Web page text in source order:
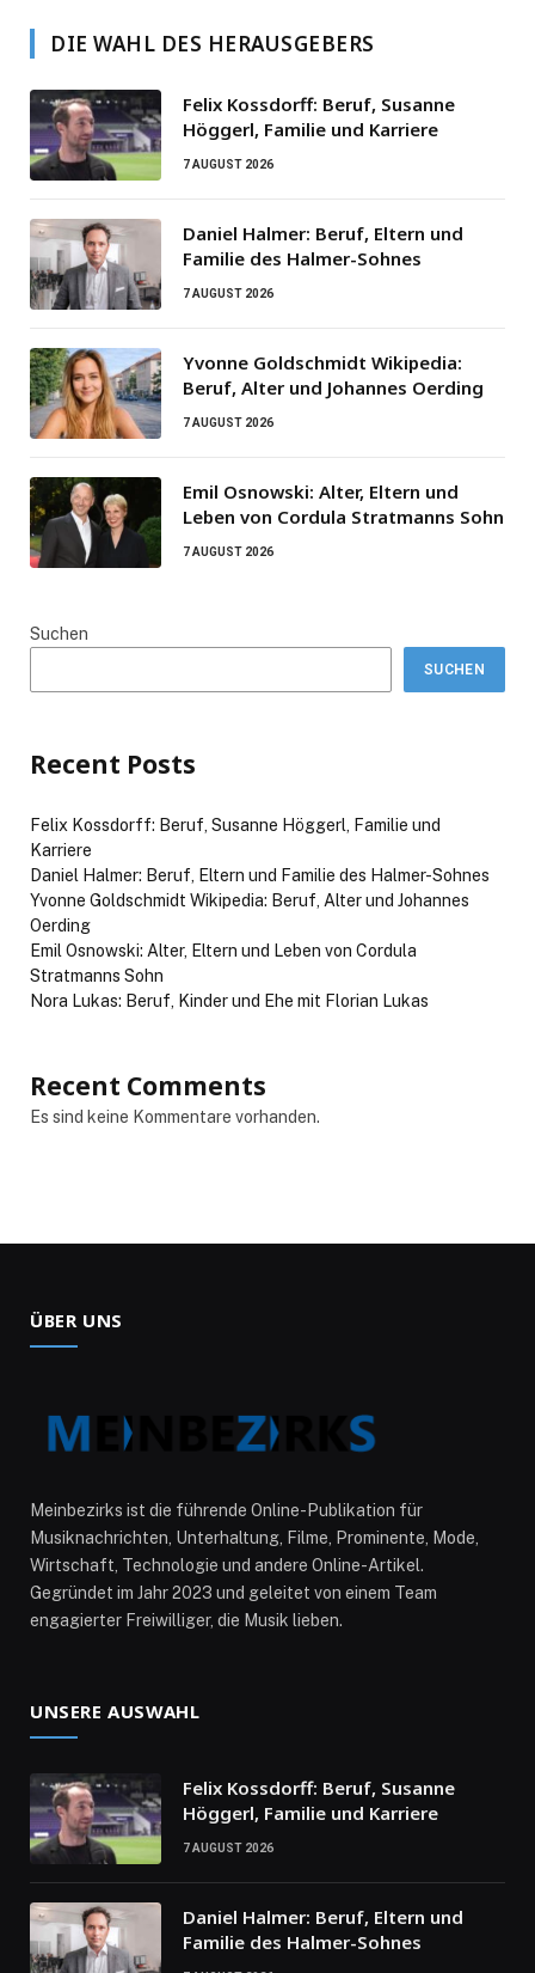
DIE WAHL DES HERAUSGEBERS
Felix Kossdorff: Beruf, Susanne
Höggerl, Familie und Karriere
7 AUGUST 2026
Daniel Halmer: Beruf, Eltern und
Familie des Halmer-Sohnes
7 AUGUST 2026
Yvonne Goldschmidt Wikipedia:
Beruf, Alter und Johannes Oerding
7 AUGUST 2026
Emil Osnowski: Alter, Eltern und
Leben von Cordula Stratmanns Sohn
7 AUGUST 2026
Suchen
SUCHEN
Recent Posts
Felix Kossdorff: Beruf, Susanne Höggerl, Familie und
Karriere
Daniel Halmer: Beruf, Eltern und Familie des Halmer-Sohnes
Yvonne Goldschmidt Wikipedia: Beruf, Alter und Johannes
Oerding
Emil Osnowski: Alter, Eltern und Leben von Cordula
Stratmanns Sohn
Nora Lukas: Beruf, Kinder und Ehe mit Florian Lukas
Recent Comments
Es sind keine Kommentare vorhanden.
ÜBER UNS
Meinbezirks ist die führende Online-Publikation für
Musiknachrichten, Unterhaltung, Filme, Prominente, Mode,
Wirtschaft, Technologie und andere Online-Artikel.
Gegründet im Jahr 2023 und geleitet von einem Team
engagierter Freiwilliger, die Musik lieben.
UNSERE AUSWAHL
Felix Kossdorff: Beruf, Susanne
Höggerl, Familie und Karriere
7 AUGUST 2026
Daniel Halmer: Beruf, Eltern und
Familie des Halmer-Sohnes